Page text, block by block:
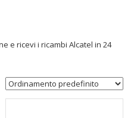
e ricevi i ricambi Alcatel in 24